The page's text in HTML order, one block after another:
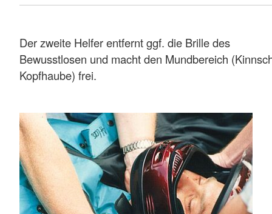
Der zweite Helfer entfernt ggf. die Brille des
Bewusstlosen und macht den Mundbereich
Kopfhaube) frei.